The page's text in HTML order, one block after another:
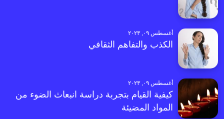
أغسطس ٠٩, ٢٠٢٣
الكذب والتفاهم الثقافي
أغسطس ٠٩, ٢٠٢٣
كيفية القيام بتجربة دراسة انبعاث الضوء من
المواد المضيئة